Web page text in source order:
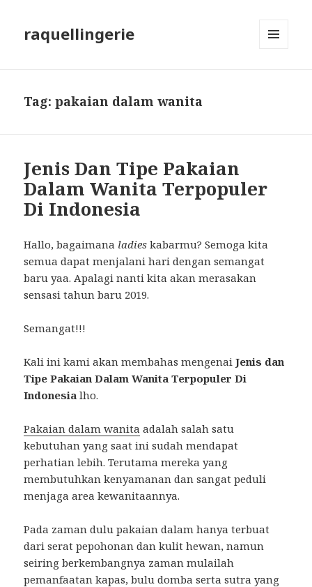
raquellingerie
Tag:pakaian dalam wanita
Jenis Dan Tipe Pakaian
Dalam Wanita Terpopuler
Di Indonesia
Hallo, bagaimana ladies kabarmu? Semoga kita
semua dapat menjalani hari dengan semangat
baru yaa. Apalagi nanti kita akan merasakan
sensasi tahun baru 2019.
Semangat!!!
Kali ini kami akan membahas mengenaiJenis dan
Tipe Pakaian Dalam Wanita Terpopuler Di
Indonesialho.
Pakaian dalam wanita adalah salah satu
kebutuhan yang saat ini sudah mendapat
perhatian lebih. Terutama mereka yang
membutuhkan kenyamanan dan sangat peduli
menjaga area kewanitaannya.
Pada zaman dulu pakaian dalam hanya terbuat
dari serat pepohonan dan kulit hewan, namun
seiring berkembangnya zaman mulailah
pemanfaatan kapas, bulu domba serta sutra yang